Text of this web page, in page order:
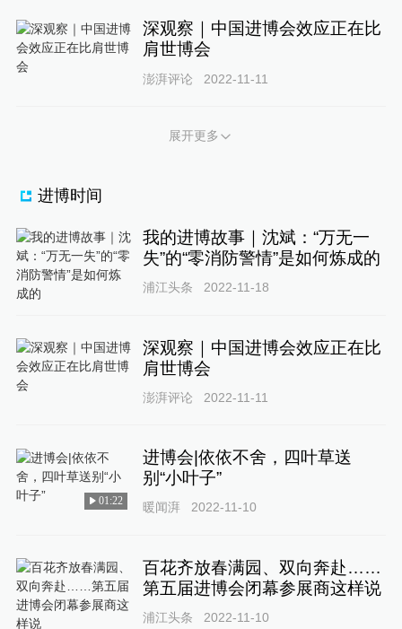
深观察｜中国进博会效应正在比
肩世博会
澎湃评论 2022-11-11
展开更多
进博时间
我的进博故事｜沈斌：“万无一
失”的“零消防警情”是如何炼成的
浦江头条 2022-11-18
深观察｜中国进博会效应正在比
肩世博会
澎湃评论 2022-11-11
01:22
进博会|依依不舍，四叶草送
别“小叶子”
暖闻湃 2022-11-10
百花齐放春满园、双向奔赴……
第五届进博会闭幕参展商这样说
浦江头条 2022-11-10